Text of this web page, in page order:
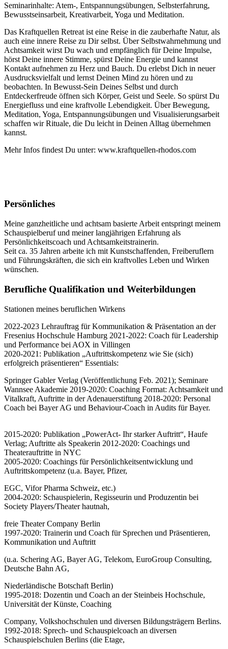
Seminarinhalte: Atem-, Entspannungsübungen, Selbsterfahrung,
Bewusstseinsarbeit, Kreativarbeit, Yoga und Meditation.
Das Kraftquellen Retreat ist eine Reise in die zauberhafte Natur, als
auch eine innere Reise zu Dir selbst. Über Selbstwahrnehmung und
Achtsamkeit wirst Du wach und empfänglich für Deine Impulse,
hörst Deine innere Stimme, spürst Deine Energie und kannst
Kontakt aufnehmen zu Herz und Bauch. Du erlebst Dich in neuer
Ausdrucksvielfalt und lernst Deinen Mind zu hören und zu
beobachten. In Bewusst-Sein Deines Selbst und durch
Entdeckerfreude öffnen sich Körper, Geist und Seele. So spürst Du
Energiefluss und eine kraftvolle Lebendigkeit. Über Bewegung,
Meditation, Yoga, Entspannungsübungen und Visualisierungsarbeit
schaffen wir Rituale, die Du leicht in Deinen Alltag übernehmen
kannst.
Mehr Infos findest Du unter: www.kraftquellen-rhodos.com
Persönliches
Meine ganzheitliche und achtsam basierte Arbeit entspringt meinem
Schauspielberuf und meiner langjährigen Erfahrung als
Persönlichkeitscoach und Achtsamkeitstrainerin.
Seit ca. 35 Jahren arbeite ich mit Kunstschaffenden, Freiberuflern
und Führungskräften, die sich ein kraftvolles Leben und Wirken
wünschen.
Berufliche Qualifikation und Weiterbildungen
Stationen meines beruflichen Wirkens
2022-2023 Lehrauftrag für Kommunikation & Präsentation an der
Fresenius Hochschule Hamburg 2021-2022: Coach für Leadership
und Performance bei AOX in Villingen
2020-2021: Publikation „Auftrittskompetenz wie Sie (sich)
erfolgreich präsentieren“ Essentials:
Springer Gabler Verlag (Veröffentlichung Feb. 2021); Seminare
Wannsee Akademie 2019-2020: Coaching Format: Achtsamkeit und
Vitalkraft, Auftritte in der Adenauerstiftung 2018-2020: Personal
Coach bei Bayer AG und Behaviour-Coach in Audits für Bayer.
2015-2020: Publikation „PowerAct- Ihr starker Auftritt“, Haufe
Verlag; Auftritte als Speakerin 2012-2020: Coachings und
Theaterauftritte in NYC
2005-2020: Coachings für Persönlichkeitsentwicklung und
Auftrittskompetenz (u.a. Bayer, Pfizer,
EGC, Vifor Pharma Schweiz, etc.)
2004-2020: Schauspielerin, Regisseurin und Produzentin bei
Society Players/Theater hautnah,
freie Theater Company Berlin
1997-2020: Trainerin und Coach für Sprechen und Präsentieren,
Kommunikation und Auftritt
(u.a. Schering AG, Bayer AG, Telekom, EuroGroup Consulting,
Deutsche Bahn AG,
Niederländische Botschaft Berlin)
1995-2018: Dozentin und Coach an der Steinbeis Hochschule,
Universität der Künste, Coaching
Company, Volkshochschulen und diversen Bildungsträgern Berlins.
1992-2018: Sprech- und Schauspielcoach an diversen
Schauspielschulen Berlins (die Etage,